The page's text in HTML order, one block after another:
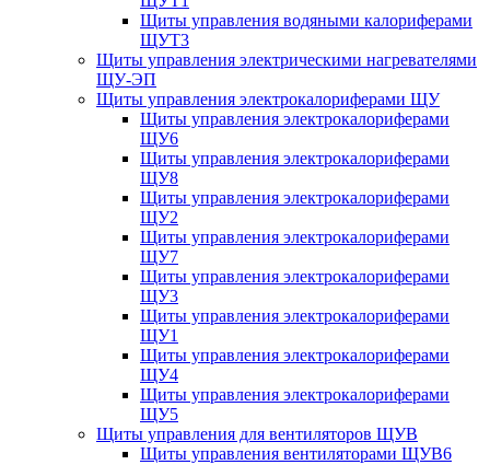
Щиты управления водяными калориферами
ЩУТ3
Щиты управления электрическими нагревателями
ЩУ-ЭП
Щиты управления электрокалориферами ЩУ
Щиты управления электрокалориферами
ЩУ6
Щиты управления электрокалориферами
ЩУ8
Щиты управления электрокалориферами
ЩУ2
Щиты управления электрокалориферами
ЩУ7
Щиты управления электрокалориферами
ЩУ3
Щиты управления электрокалориферами
ЩУ1
Щиты управления электрокалориферами
ЩУ4
Щиты управления электрокалориферами
ЩУ5
Щиты управления для вентиляторов ЩУВ
Щиты управления вентиляторами ЩУВ6